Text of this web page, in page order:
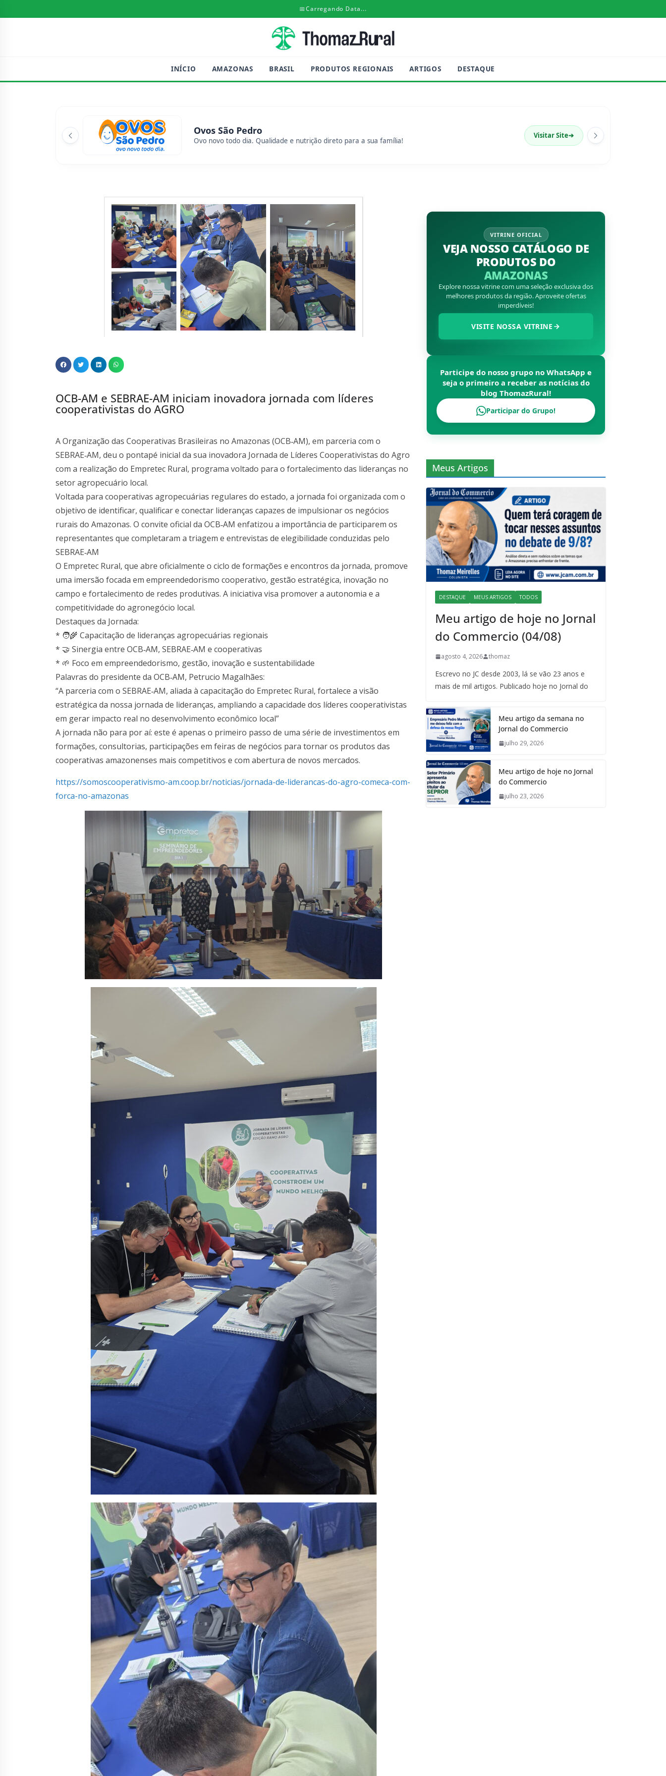
📅Carregando Data...
INÍCIO AMAZONAS BRASIL PRODUTOS REGIONAIS ARTIGOS DESTAQUE
Ovos São Pedro
Ovo novo todo dia. Qualidade e nutrição direto para a sua família!
Visitar Site➔
OCB-AM e SEBRAE-AM iniciam inovadora jornada com líderes
cooperativistas do AGRO
A Organização das Cooperativas Brasileiras no Amazonas (OCB‑AM), em parceria com o
SEBRAE‑AM, deu o pontapé inicial da sua inovadora Jornada de Líderes Cooperativistas do Agro
com a realização do Empretec Rural, programa voltado para o fortalecimento das lideranças no
setor agropecuário local.
Voltada para cooperativas agropecuárias regulares do estado, a jornada foi organizada com o
objetivo de identificar, qualificar e conectar lideranças capazes de impulsionar os negócios
rurais do Amazonas. O convite oficial da OCB‑AM enfatizou a importância de participarem os
representantes que completaram a triagem e entrevistas de elegibilidade conduzidas pelo
SEBRAE‑AM
O Empretec Rural, que abre oficialmente o ciclo de formações e encontros da jornada, promove
uma imersão focada em empreendedorismo cooperativo, gestão estratégica, inovação no
campo e fortalecimento de redes produtivas. A iniciativa visa promover a autonomia e a
competitividade do agronegócio local.
Destaques da Jornada:
* 🧑‍🌾 Capacitação de lideranças agropecuárias regionais
* 🤝 Sinergia entre OCB‑AM, SEBRAE‑AM e cooperativas
* 🌱 Foco em empreendedorismo, gestão, inovação e sustentabilidade
Palavras do presidente da OCB‑AM, Petrucio Magalhães:
“A parceria com o SEBRAE‑AM, aliada à capacitação do Empretec Rural, fortalece a visão
estratégica da nossa jornada de lideranças, ampliando a capacidade dos líderes cooperativistas
em gerar impacto real no desenvolvimento econômico local”
A jornada não para por aí: este é apenas o primeiro passo de uma série de investimentos em
formações, consultorias, participações em feiras de negócios para tornar os produtos das
cooperativas amazonenses mais competitivos e com abertura de novos mercados.
https://somoscooperativismo-am.coop.br/noticias/jornada-de-liderancas-do-agro-comeca-com-
forca-no-amazonas
VITRINE OFICIAL
VEJA NOSSO CATÁLOGO DE
PRODUTOS DO
AMAZONAS
Explore nossa vitrine com uma seleção exclusiva dos
melhores produtos da região. Aproveite ofertas
imperdíveis!
VISITE NOSSA VITRINE
Participe do nosso grupo no WhatsApp e
seja o primeiro a receber as notícias do
blogThomazRural!
Participar do Grupo!
Meus Artigos
DESTAQUE MEUS ARTIGOS TODOS
Meu artigo de hoje no Jornal
do Commercio (04/08)
agosto 4, 2026 thomaz
Escrevo no JC desde 2003, lá se vão 23 anos e
mais de mil artigos. Publicado hoje no Jornal do
Meu artigo da semana no
Jornal do Commercio
julho 29, 2026
Meu artigo de hoje no Jornal
do Commercio
julho 23, 2026